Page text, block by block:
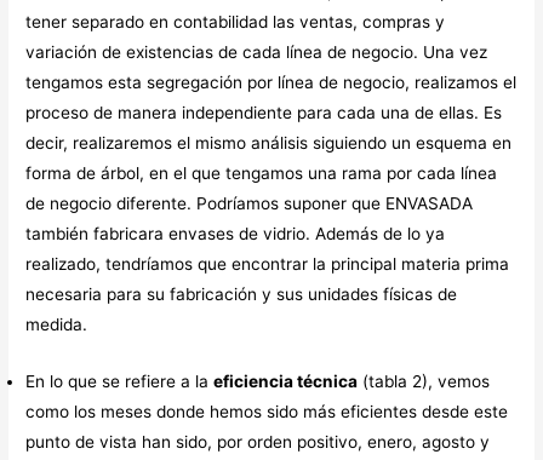
tener separado en contabilidad las ventas, compras y
variación de existencias de cada línea de negocio. Una vez
tengamos esta segregación por línea de negocio, realizamos el
proceso de manera independiente para cada una de ellas. Es
decir, realizaremos el mismo análisis siguiendo un esquema en
forma de árbol, en el que tengamos una rama por cada línea
de negocio diferente. Podríamos suponer que ENVASADA
también fabricara envases de vidrio. Además de lo ya
realizado, tendríamos que encontrar la principal materia prima
necesaria para su fabricación y sus unidades físicas de
medida.
En lo que se refiere a laeficiencia técnica (tabla 2), vemos
como los meses donde hemos sido más eficientes desde este
punto de vista han sido, por orden positivo, enero, agosto y